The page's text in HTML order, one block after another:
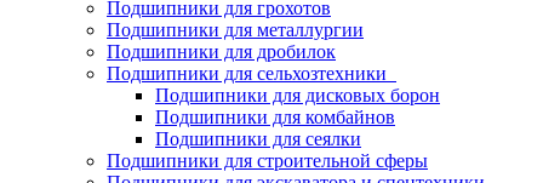
Подшипники для грохотов
Подшипники для металлургии
Подшипники для дробилок
Подшипники для сельхозтехники
Подшипники для дисковых борон
Подшипники для комбайнов
Подшипники для сеялки
Подшипники для строительной сферы